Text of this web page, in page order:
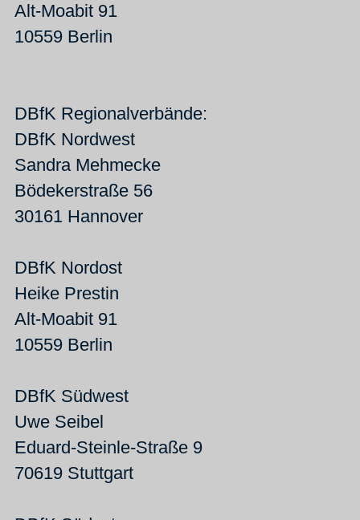
Alt-Moabit 91
10559 Berlin
DBfK Regionalverbände:
DBfK Nordwest
Sandra Mehmecke
Bödekerstraße 56
30161 Hannover
DBfK Nordost
Heike Prestin
Alt-Moabit 91
10559 Berlin
DBfK Südwest
Uwe Seibel
Eduard-Steinle-Straße 9
70619 Stuttgart